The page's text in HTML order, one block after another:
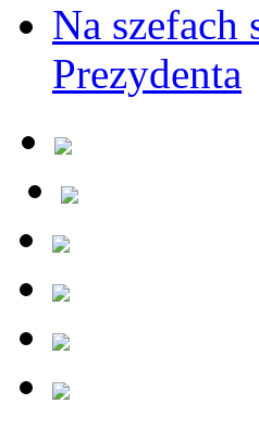
Na szefach
Prezydenta